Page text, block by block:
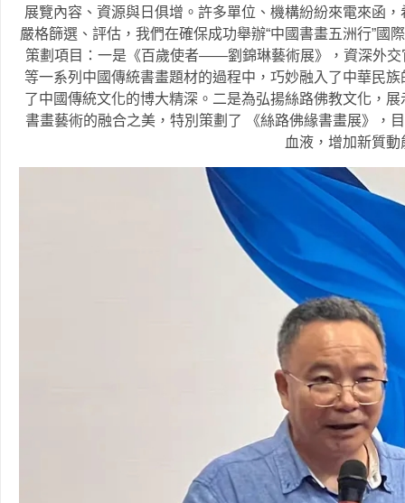
展覽內容、資源與日俱增。許多單位、機構紛紛來電來函
嚴格篩選、評估，我們在確保成功舉辦“中國書畫五洲行”國
策劃項目：一是《百歲使者——劉錦琳藝術展》，資深外交
等一系列中國傳統書畫題材的過程中，巧妙融入了中華民
了中國傳統文化的博大精深。二是為弘揚絲路佛教文化，
書畫藝術的融合之美，特別策劃了 《絲路佛緣書畫展》，
血液，增加新質動